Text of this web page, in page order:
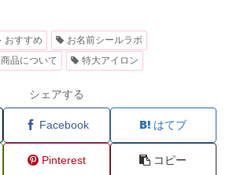
おすすめ
お名前シールラボ
商品について 特大アイロン
シェアする
Facebook はてブ
Pinterest コピー